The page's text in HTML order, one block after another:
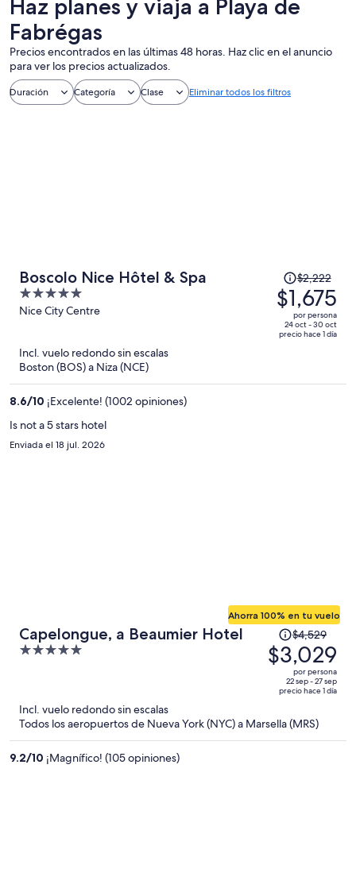
Haz planes y viaja a Playa de
Fabrégas
Precios encontrados en las últimas 48 horas. Haz clic en el anuncio
para ver los precios actualizados.
Duración Categoría Clase Eliminar todos los filtros
Boscolo Nice Hôtel & Spa
5
out
5
Nice City Centre
El
precio
era
de
$2,222
$2,222
$1,675
por persona
24 oct - 30 oct
precio hace 1 día
Incl. vuelo redondo sin escalas
Boston (BOS) a Niza (NCE)
8.6/10 ¡Excelente! (1002 opiniones)
Is not a 5 stars hotel
Enviada el 18 jul. 2026
Capelongue, a Beaumier Hotel
5
Ahorra 100% en tu vuelo
precio
era
$4,529
ahora
$4,529
$3,029
por persona
22 sep - 27 sep
precio hace 1 día
Incl. vuelo redondo sin escalas
Todos los aeropuertos de Nueva York (NYC) a Marsella (MRS)
9.2/10 ¡Magnífico! (105 opiniones)